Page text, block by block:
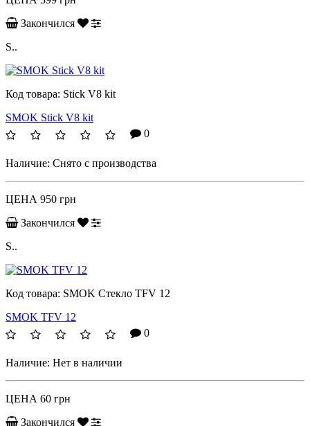
Закончился
S..
Код товара: Stick V8 kit
SMOK Stick V8 kit
0
Наличие: Снято с производства
ЦЕНА 950 грн
Закончился
S..
Код товара: SMOK Стекло TFV 12
SMOK TFV 12
0
Наличие: Нет в наличии
ЦЕНА 60 грн
Закончился